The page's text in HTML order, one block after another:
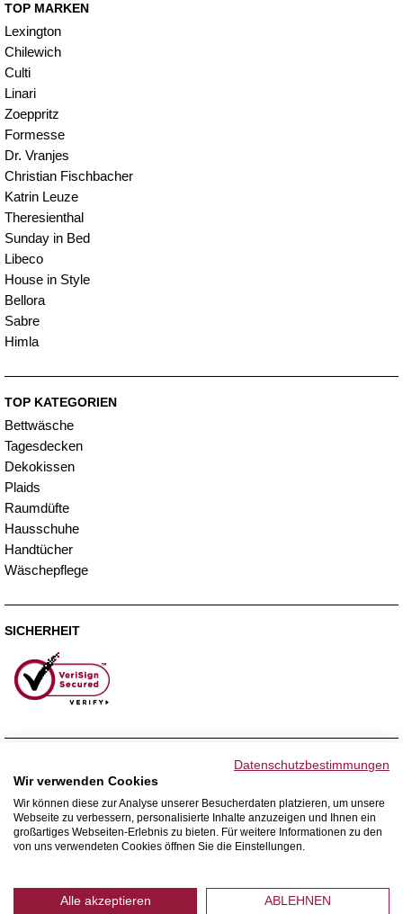
TOP MARKEN
Lexington
Chilewich
Culti
Linari
Zoeppritz
Formesse
Dr. Vranjes
Christian Fischbacher
Katrin Leuze
Theresienthal
Sunday in Bed
Libeco
House in Style
Bellora
Sabre
Himla
TOP KATEGORIEN
Bettwäsche
Tagesdecken
Dekokissen
Plaids
Raumdüfte
Hausschuhe
Handtücher
Wäschepflege
SICHERHEIT
WIR VERSENDEN MIT
Datenschutzbestimmungen
Wir verwenden Cookies
Wir können diese zur Analyse unserer Besucherdaten platzieren, um unsere
Webseite zu verbessern, personalisierte Inhalte anzuzeigen und Ihnen ein
großartiges Webseiten-Erlebnis zu bieten. Für weitere Informationen zu den
von uns verwendeten Cookies öffnen Sie die Einstellungen.
Alle akzeptieren ABLEHNEN